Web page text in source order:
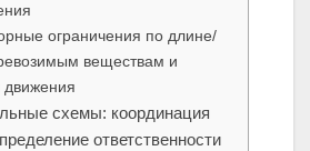
ограничения по длине/
веществам и
схемы: координация
ответственности